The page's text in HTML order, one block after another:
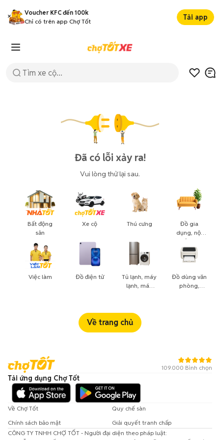
Voucher KFC đến 100k
Chỉ có trên app Chợ Tốt
Tải app
Đã có lỗi xảy ra!
Vui lòng thử lại sau.
Bất động
sản
Việc làm
Xe cộ
Đồ điện tử
Thú cưng
Tủ lạnh, máy
lạnh, máy
Đồ gia
dụng, nội
thất, cây
cảnh
Đồ dùng văn
phòng,
Về trang chủ
109.000 Bình chọn
Tải ứng dụng Chợ Tốt
Về Chợ Tốt
Quy chế sàn
Chính sách bảo mật
Giải quyết tranh chấp
CÔNG TY TNHH CHỢ TỐT - Người đại diện theo pháp luật: